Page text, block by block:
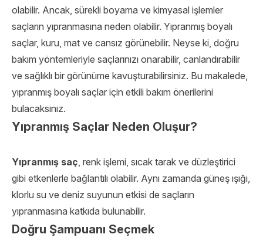
olabilir. Ancak, sürekli boyama ve kimyasal işlemler
saçların yıpranmasına neden olabilir. Yıpranmış boyalı
saçlar, kuru, mat ve cansız görünebilir. Neyse ki, doğru
bakım yöntemleriyle saçlarınızı onarabilir, canlandırabilir
ve sağlıklı bir görünüme kavuşturabilirsiniz. Bu makalede,
yıpranmış boyalı saçlar için etkili bakım önerilerini
bulacaksınız.
Yıpranmış Saçlar Neden Oluşur?
Yıpranmış saç, renk işlemi, sıcak tarak ve düzleştirici
gibi etkenlerle bağlantılı olabilir. Aynı zamanda güneş ışığı,
klorlu su ve deniz suyunun etkisi de saçların
yıpranmasına katkıda bulunabilir.
Doğru Şampuanı Seçmek